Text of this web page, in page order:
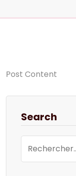
Post Content
Search